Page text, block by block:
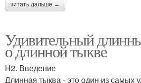
читать дальше →
Удивительный
о длинной тыкве
H2. Введение
Длинная тыква - это один из самых